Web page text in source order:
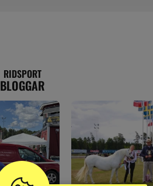
RIDSPORT
BLOGGAR